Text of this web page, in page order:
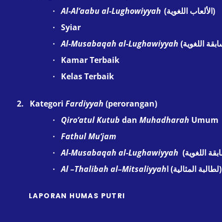
· Al-Al’aabu al-Lughowiyyah (الألعاب اللغوية )
· Syiar
· Al-Musabaqah al-Lughawiyyah اللغوية)
· Kamar Terbaik
· Kelas Terbaik
2. Kategori Fardiyyah (perorangan)
· Qiro’atul Kutub dan Muhadharah Umum
· Fathul Mu’jam
· Al-Musabaqah al-Lughawiyyah اللغوية)
· Al –Thalibah al–Mitsaliyyah لطالبة المثالية))
LAPORAN HUMAS PUTRI